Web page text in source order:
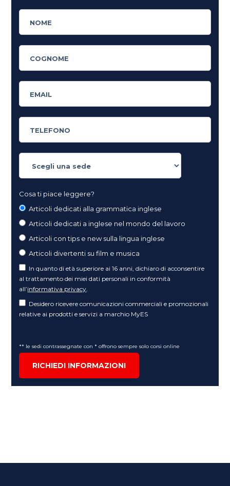
Cosa ti piace leggere?
Articoli dedicati alla grammatica inglese
Articoli dedicati a inglese nel mondo del lavoro
Articoli con tips e new sulla lingua inglese
Articoli divertenti su film e musica
In quanto di età superiore ai 16 anni, dichiaro di acconsentire
al trattamento dei miei dati personali in conformità
all’informativa privacy.
Desidero ricevere comunicazioni commerciali e promozionali
relative ai prodotti e servizi a marchio MyES
** le sedi contrassegnate con * offrono sempre solo corsi online
RICHIEDI INFORMAZIONI